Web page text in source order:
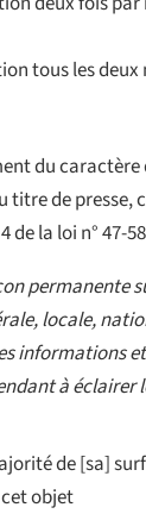
tous les deux
du
titre de presse,
la loi n° 47-
permanente
locale,
informations
à éclairer
de [sa]
objet